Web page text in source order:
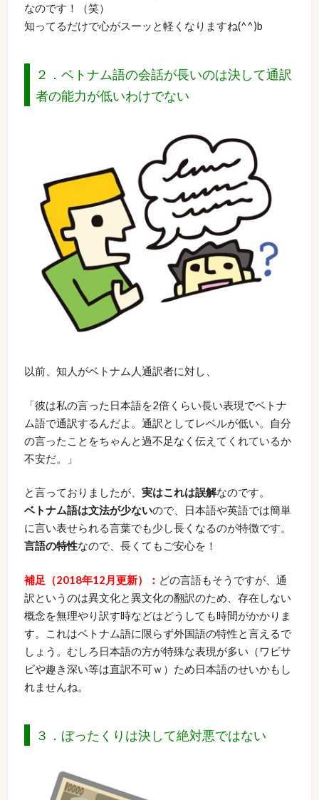
なのです！（笑）
知ってるだけで心がスーッと軽くなりますね(^^)b
２．ベトナム語の会話が長いのは決して通訳
者の能力が低いわけでない
以前、知人がベトナム人通訳者に対し、
「彼は私の言った日本語を2倍くらい長い表現でベトナ
ム語で通訳するんだよ。通訳としてレベルが低い。自分
の言ったことをちゃんと過不足なく伝えてくれているか
不安だ。」
と言っておりましたが、 実はこれは誤解なのです。
ベトナム語は文法が少ないので、日本語や英語では簡単
に言い表せられる言葉でも少し長くなるのが特徴です。
言語の特性なので、長くてもご安心を！
補足（2018年12月更新）： どの言語もそうですが、通
訳というのは異文化と異文化の翻訳のため、存在しない
概念を無理やり訳す時などはどうしても時間がかかりま
す。これはベトナム語に限らず外国語の特性と言えるで
しょう。むしろ日本語の方が特殊な表現が多い（ワビサ
ビや趣き深い等は直訳不可ｗ）ため日本語のせいかもし
れませんね。
３．ぼったくりは決して絶対悪ではない